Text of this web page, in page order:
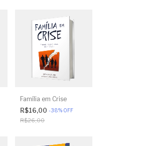
Família em Crise
R$16,00 -38% OFF
R$26,00